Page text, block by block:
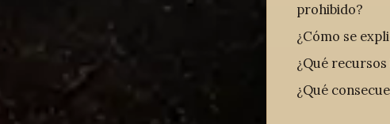
prohibido?
¿Cómo se
¿Qué
¿Qué